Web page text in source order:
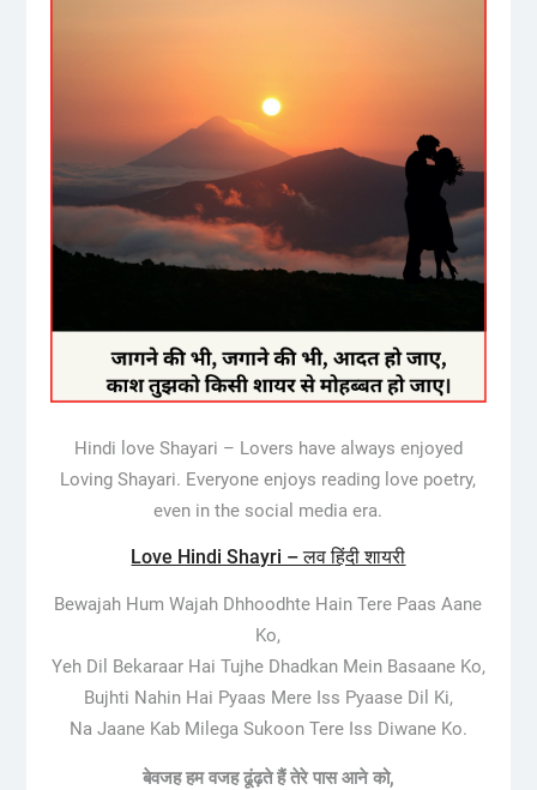
Hindi love Shayari – Lovers have always enjoyed
Loving Shayari. Everyone enjoys reading love poetry,
even in the social media era.
Love Hindi Shayri – लव हिंदी शायरी
Bewajah Hum Wajah Dhhoodhte Hain Tere Paas Aane
Ko,
Yeh Dil Bekaraar Hai Tujhe Dhadkan Mein Basaane Ko,
Bujhti Nahin Hai Pyaas Mere Iss Pyaase Dil Ki,
Na Jaane Kab Milega Sukoon Tere Iss Diwane Ko.
बेवजह हम वजह ढूंढ़ते हैं तेरे पास आने को,